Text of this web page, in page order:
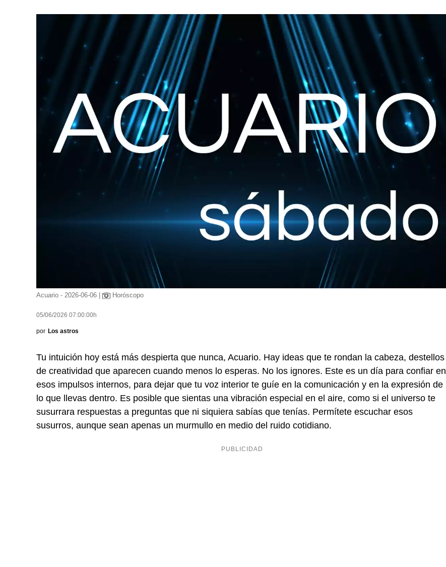
Acuario - 2026-06-06 | Horóscopo
05/06/2026 07:00:00h
por Los astros
Tu intuición hoy está más despierta que nunca, Acuario. Hay ideas que te rondan la cabeza, destellos
de creatividad que aparecen cuando menos lo esperas. No los ignores. Este es un día para confiar en
esos impulsos internos, para dejar que tu voz interior te guíe en la comunicación y en la expresión de
lo que llevas dentro. Es posible que sientas una vibración especial en el aire, como si el universo te
susurrara respuestas a preguntas que ni siquiera sabías que tenías. Permítete escuchar esos
susurros, aunque sean apenas un murmullo en medio del ruido cotidiano.